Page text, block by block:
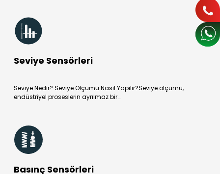
Seviye Sensörleri
Seviye Nedir? Seviye Ölçümü Nasıl Yapılır?Seviye ölçümü,
endüstriyel proseslerin ayrılmaz bir…
Basınç Sensörleri